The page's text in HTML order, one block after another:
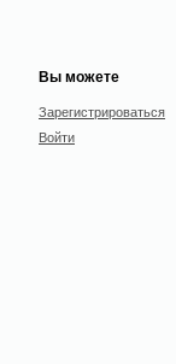
Вы можете
Зарегистрироваться
Войти